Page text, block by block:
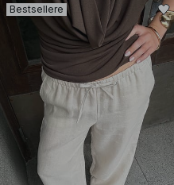
Bestsellere